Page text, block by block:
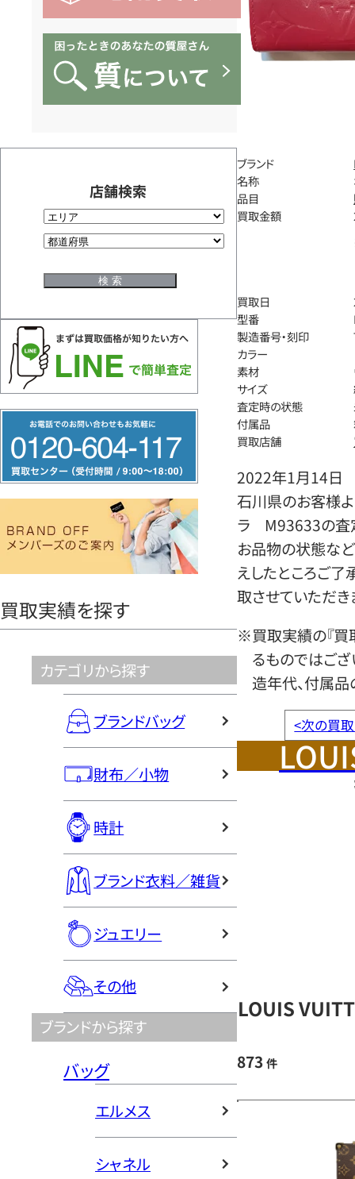
店舗検索
リ
ー
ヤ
買取実績を探す
カテゴリから探す
ブランドバッグ
財布／小物
時計
ブランド衣料／雑貨
ジュエリー
その他
ブランドから探す
バッグ
エルメス
シャネル
ブランド
名称
品目
買取金額
買取日
型番
製造番号・刻印
カラー
素材
サイズ
査定時の状態
付属品
買取店舗
2022年1月14日
石川県のお客様よ
ラ M93633の査
お品物の状態など
えしたところご
取させていただき
※買取実績の『買
るものではござ
造年代、付属品
<次の買
LOUIS
873 件